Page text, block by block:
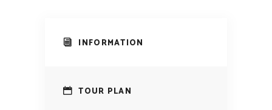
INFORMATION
TOUR PLAN